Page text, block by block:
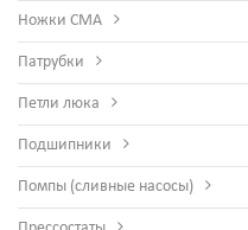
Ножки СМА
Патрубки
Петли люка
Подшипники
Помпы (сливные насосы)